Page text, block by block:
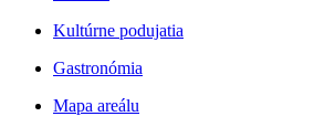
Kultúrne podujatia
Gastronómia
Mapa areálu